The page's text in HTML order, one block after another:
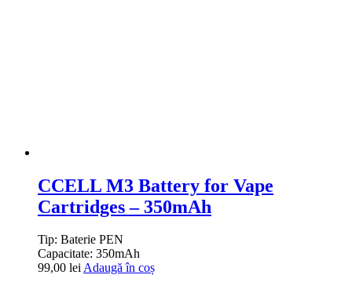
CCELL M3 Battery for Vape
Cartridges – 350mAh
Tip: Baterie PEN
Capacitate: 350mAh
99,00 leiAdaugă în coș